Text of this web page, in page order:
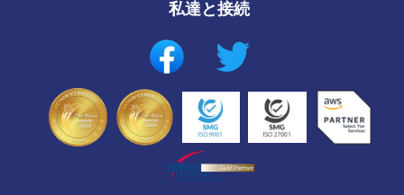
私達と接続